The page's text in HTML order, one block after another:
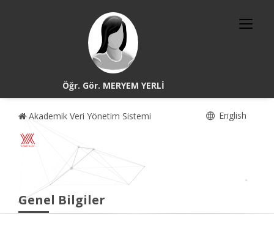
Öğr. Gör. MERYEM YERLİ
Akademik Veri Yönetim Sistemi English
Genel Bilgiler